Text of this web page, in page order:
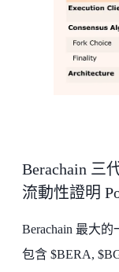
Berachain 三
流動性證明
Berachain 最大
包含 $BERA,